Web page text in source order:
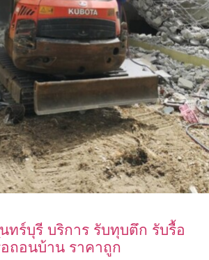
ทร์บุรี บริการ รับทุบตึก รับรื้อ
ถอนบ้าน ราคาถูก